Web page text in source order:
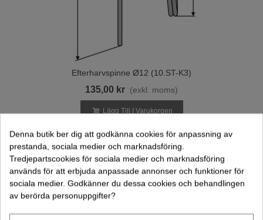
Efterharvspinne Ø12 (10.ST-K3)
135,00 kr (exkl. moms)
Lägg Till I Varukorgen
Denna butik ber dig att godkänna cookies för anpassning av
prestanda, sociala medier och marknadsföring.
Tredjepartscookies för sociala medier och marknadsföring
används för att erbjuda anpassade annonser och funktioner för
sociala medier. Godkänner du dessa cookies och behandlingen
av berörda personuppgifter?